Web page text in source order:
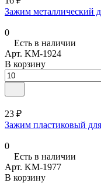
Зажим металлический
0
Есть в наличии
Арт. KM-1924
В корзину
23 ₽
Зажим пластиковый
0
Есть в наличии
Арт. KM-1977
В корзину